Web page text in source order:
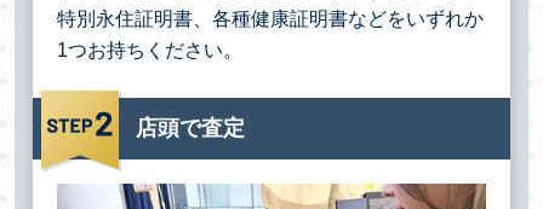
特別永住証明書、各種健康証明書などをいずれか
1つお持ちください。
店頭で査定